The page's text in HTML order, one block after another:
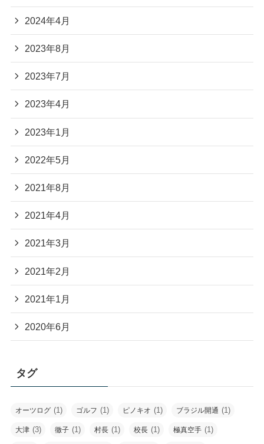
2024年4月
2023年8月
2023年7月
2023年4月
2023年1月
2022年5月
2021年8月
2021年4月
2021年3月
2021年2月
2021年1月
2020年6月
タグ
オーツログ (1) ゴルフ (1) ピノキオ (1) ブラジル開通 (1)
大津 (3) 徹子 (1) 村長 (1) 校長 (1) 極真空手 (1)